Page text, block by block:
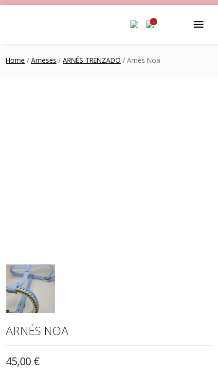
-
Home / Arneses / ARNÉS TRENZADO / Arnés Noa
ARNÉS NOA
45,00 €